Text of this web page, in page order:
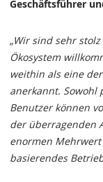
Geschäftsführer
„Wir sind sehr stolz
Ökosystem
weithin als eine
anerkannt. Sowohl
Benutzer können
der überragenden
enormen
basierendes